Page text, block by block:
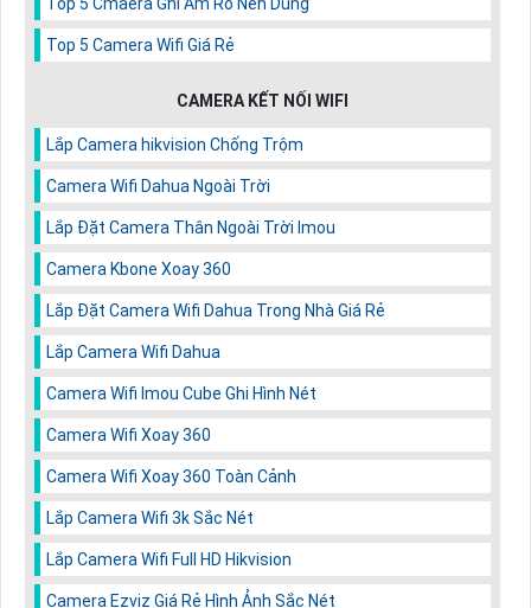
Top 5 Camera Wifi Giá Rẻ
CAMERA KẾT NỐI WIFI
Lắp Camera hikvision Chống Trộm
Camera Wifi Dahua Ngoài Trời
Lắp Đặt Camera Thân Ngoài Trời Imou
Camera Kbone Xoay 360
Lắp Đặt Camera Wifi Dahua Trong Nhà Giá Rẻ
Lắp Camera Wifi Dahua
Camera Wifi Imou Cube Ghi Hình Nét
Camera Wifi Xoay 360
Camera Wifi Xoay 360 Toàn Cảnh
Lắp Camera Wifi 3k Sắc Nét
Lắp Camera Wifi Full HD Hikvision
Camera Ezviz Giá Rẻ Hình Ảnh Sắc Nét